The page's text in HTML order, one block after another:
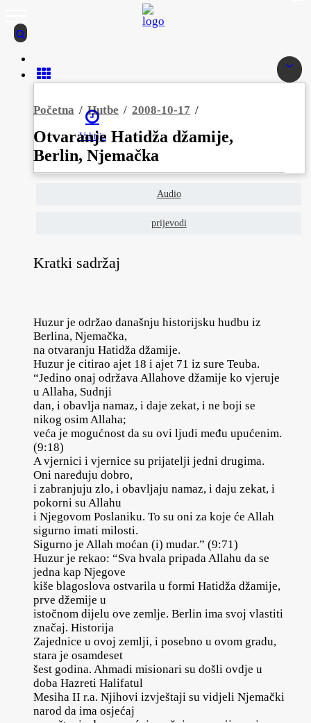
Vaktija
Početna / Hutbe / 2008-10-17 /
Otvaranje Hatidža džamije,
Berlin, Njemačka
Audio
prijevodi
Kratki sadržaj
Huzur je održao današnju historijsku hudbu iz
Berlina, Njemačka,
na otvaranju Hatidža džamije.
Huzur je citirao ajet 18 i ajet 71 iz sure Teuba.
“Jedino onaj održava Allahove džamije ko vjeruje
u Allaha, Sudnji
dan, i obavlja namaz, i daje zekat, i ne boji se
nikog osim Allaha;
veća je mogućnost da su ovi ljudi među upućenim.
(9:18)
A vjernici i vjernice su prijatelji jedni drugima.
Oni naređuju dobro,
i zabranjuju zlo, i obavljaju namaz, i daju zekat, i
pokorni su Allahu
i Njegovom Poslaniku. To su oni za koje će Allah
sigurno imati milosti.
Sigurno je Allah moćan (i) mudar.” (9:71)
Huzur je rekao: “Sva hvala pripada Allahu da se
jedna kap Njegove
kiše blagoslova ostvarila u formi Hatidža džamije,
prve džemije u
istočnom dijelu ove zemlje. Berlin ima svoj vlastiti
značaj. Historija
Zajednice u ovoj zemlji, i posebno u ovom gradu,
stara je osamdeset
šest godina. Ahmadi misionari su došli ovdje u
doba Hazreti Halifatul
Mesiha II r.a. Njihovi izvještaji su vidjeli Njemački
narod da ima osjećaj